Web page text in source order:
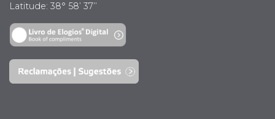
Latitude: 38° 58’ 37’’